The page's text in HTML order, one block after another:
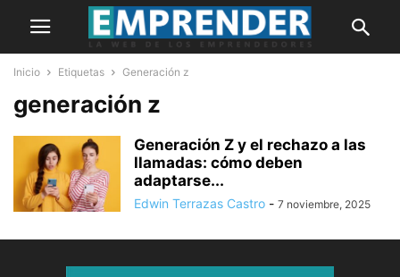
Inicio Etiquetas Generación z
generación z
Generación Z y el rechazo a las
llamadas: cómo deben
adaptarse...
Edwin Terrazas Castro - 7 noviembre, 2025